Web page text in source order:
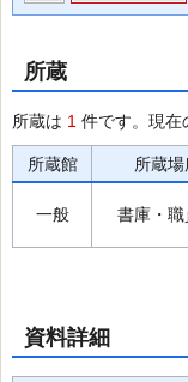
所蔵
所蔵は 1 件です。現在
所蔵館 所蔵場
一般 書庫・職
資料詳細